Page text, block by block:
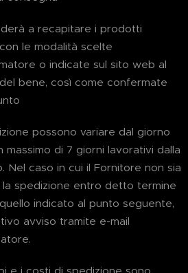
a recapitare i prodotti
le modalità scelte
o indicate sul sito web al
bene, così come confermate
possono variare dal giorno
di 7 giorni lavorativi dalla
Nel caso in cui il Fornitore non sia
spedizione entro detto termine
indicato al punto seguente,
avviso tramite e-mail